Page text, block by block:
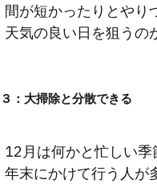
間が短かったりとやり
天気の良い日を狙うの
３：大掃除と分散できる
12月は何かと忙しい
年末にかけて行う人が